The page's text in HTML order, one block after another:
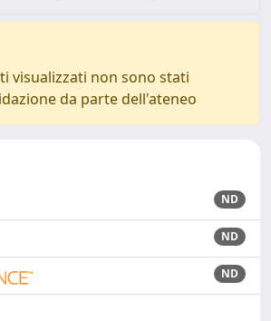
visualizzati non sono stati
da parte dell'ateneo
ND
ND
ND